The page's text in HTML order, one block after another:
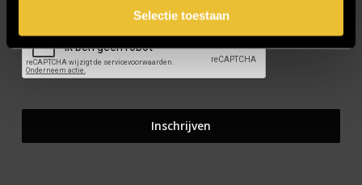
Selectie toestaan